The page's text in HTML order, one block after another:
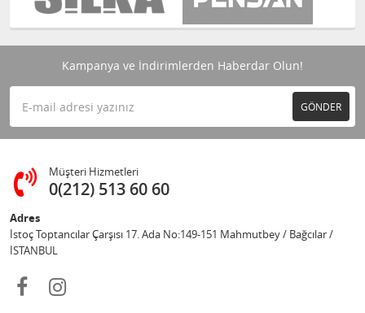
Kampanya ve İndirimlerden Haberdar Olun!
GÖNDER
Müşteri Hizmetleri
0(212) 513 60 60
Adres
İstoç Toptancılar Çarşısı 17. Ada No:149-151 Mahmutbey / Bağcılar /
İSTANBUL